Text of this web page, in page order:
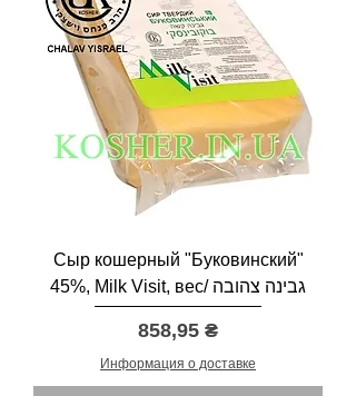
₴
з
а
2
5
К
и
л
о
м
ы
Сыр кошерный "Буковинский"
45%, Milk Visit, вес/ גבינה צהובה
Цена
858,95 ₴
Информация о доставке